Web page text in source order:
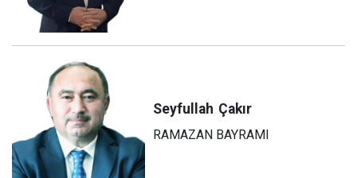
Seyfullah Çakır
RAMAZAN BAYRAMI